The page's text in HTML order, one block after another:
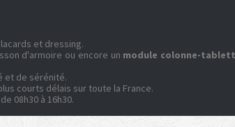
et dressing.
d'armoire ou encore un module colonne-
et de sérénité.
courts délais sur toute la France.
08h30 à 16h30.